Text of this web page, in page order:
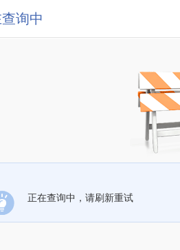
询中
正在查询中，请刷新重试